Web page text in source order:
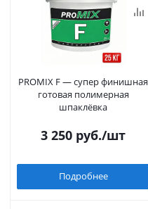
PROMIX F — супер финишная
готовая полимерная
шпаклёвка
3 250 руб./шт
Подробнее